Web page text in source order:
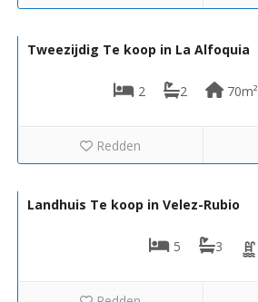
Tweezijdig Te koop in La Alfoquia
2 2 70m²
Redden
Landhuis Te koop in Velez-Rubio
5 3